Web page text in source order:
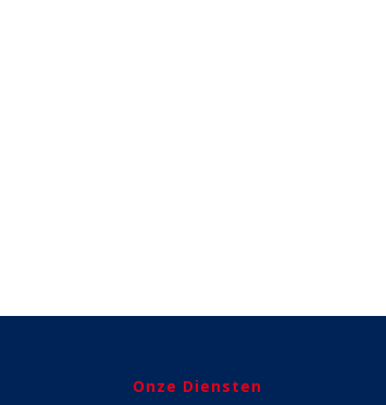
Onze Diensten